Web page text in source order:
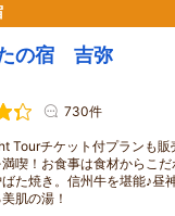
の宿 吉弥
730件
Tourチケット付プランも
喫！お食事は食材からこ
た焼き。信州牛を堪能♪昼
肌の湯！